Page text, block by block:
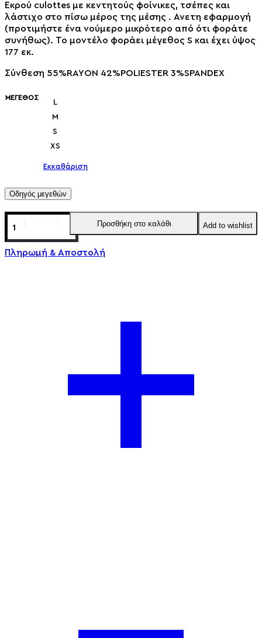
Εκρού culottes με κεντητούς φοίνικες, τσέπες και
λάστιχο στο πίσω μέρος της μέσης . Ανετη εφαρμογή
(προτιμήστε ένα νούμερο μικρότερο από ότι φοράτε
συνήθως). Το μοντέλο φοράει μέγεθος S και έχει ύψος
177 εκ.
Σύνθεση 55%RAYON 42%POLIESTER 3%SPANDEX
ΜΈΓΕΘΟΣ
L
M
S
XS
Εκκαθάριση
Οδηγός μεγεθών
Προσθήκη στο καλάθι Add to wishlist
Πληρωμή & Αποστολή